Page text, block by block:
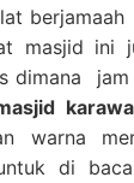
masjid ini
dimana
warna
di